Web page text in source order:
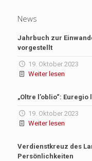
News
Jahrbuch zur
vorgestellt
19. Oktober 2023
Weiter lesen
„Oltre l’oblio“:
19. Oktober 2023
Weiter lesen
Verdienstkreuz des
Persönlichkeiten